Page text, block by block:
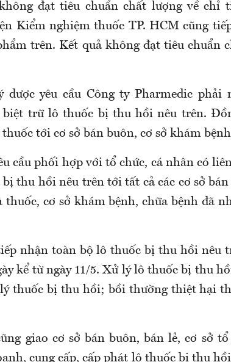
đạt tiêu chuẩn chất lượng về chỉ
Kiểm nghiệm thuốc TP. HCM cũng
trên. Kết quả không đạt tiêu chuẩn
dược yêu cầu Công ty Pharmedic phải
biệt trữ lô thuốc bị thu hồi nêu trên.
tới cơ sở bán buôn, cơ sở khám
cầu phối hợp với tổ chức, cá nhân có
thu hồi nêu trên tới tất cả các cơ sở bán
thuốc, cơ sở khám bệnh, chữa bệnh đã
nhận toàn bộ lô thuốc bị thu hồi nêu
kể từ ngày 11/5. Xử lý lô thuốc bị thu
thuốc bị thu hồi; bồi thường thiệt hại
giao cơ sở bán buôn, bán lẻ, cơ sở
cung cấp, cấp phát lô thuốc bị thu